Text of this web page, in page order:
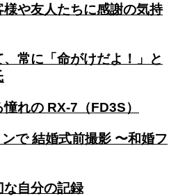
や友人たちに感謝の気持
常に「命がけだよ！」と
れの RX-7（FD3S）
で 結婚式前撮影 〜和婚フ
自分の記録